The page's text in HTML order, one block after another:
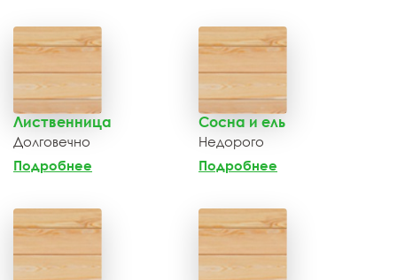
Лиственница
Долговечно
Подробнее
Сосна и ель
Недорого
Подробнее